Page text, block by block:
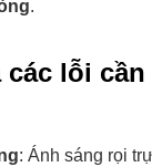
.
lỗi
: Ánh sáng rọi